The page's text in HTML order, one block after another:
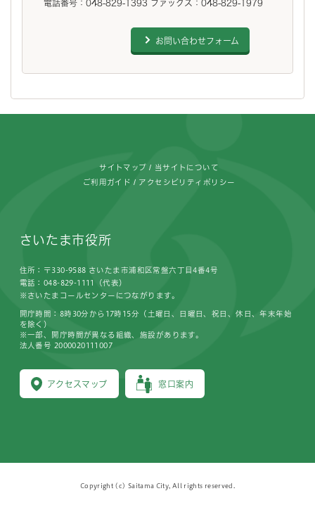
電話番号：048-829-1393 ファックス：048-829-1979
お問い合わせフォーム
サイトマップ 当サイトについて
ご利用ガイド アクセシビリティポリシー
さいたま市役所
住所：〒330-9588 さいたま市浦和区常盤六丁目4番4号
電話：048-829-1111（代表）
※さいたまコールセンターにつながります。
アクセスマップ 窓口案内
開庁時間：8時30分から17時15分（土曜日、日曜日、祝日、休日、年末年始
を除く）
※一部、開庁時間が異なる組織、施設があります。
法人番号 2000020111007
Copyright (c) Saitama City, All rights reserved.